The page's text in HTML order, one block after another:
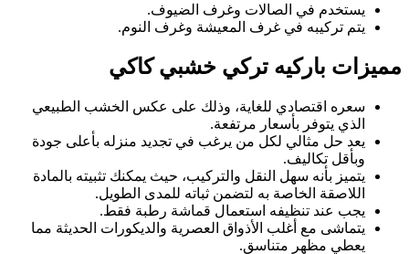
يستخدم في الصالات وغرف الضيوف.
يتم تركيبه في غرف المعيشة وغرف النوم.
مميزات باركيه تركي خشبي كاكي
سعره اقتصادي للغاية، وذلك على عكس الخشب الطبيعي
الذي يتوفر بأسعار مرتفعة.
يعد حل مثالي لكل من يرغب في تجديد منزله بأعلى جودة
وبأقل تكاليف.
يتميز بأنه سهل النقل والتركيب، حيث يمكنك تثبيته بالمادة
اللاصقة الخاصة به لتضمن ثباته للمدى الطويل.
يجب عند تنظيفه استعمال قماشة رطبة فقط.
يتماشى مع أغلب الأذواق العصرية والديكورات الحديثة مما
يعطي مظهر متناسق.